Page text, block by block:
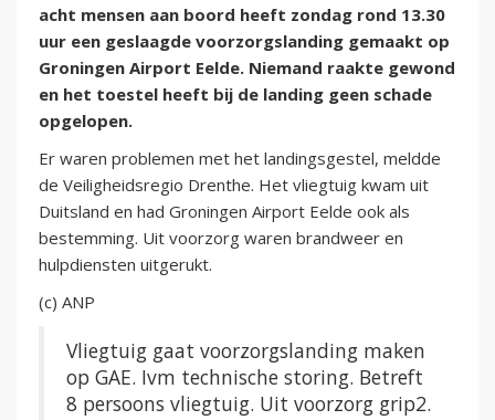
acht mensen aan boord heeft zondag rond 13.30
uur een geslaagde voorzorgslanding gemaakt op
Groningen Airport Eelde. Niemand raakte gewond
en het toestel heeft bij de landing geen schade
opgelopen.
Er waren problemen met het landingsgestel, meldde
de Veiligheidsregio Drenthe. Het vliegtuig kwam uit
Duitsland en had Groningen Airport Eelde ook als
bestemming. Uit voorzorg waren brandweer en
hulpdiensten uitgerukt.
(c) ANP
Vliegtuig gaat voorzorgslanding maken
op GAE. Ivm technische storing. Betreft
8 persoons vliegtuig. Uit voorzorg grip2.